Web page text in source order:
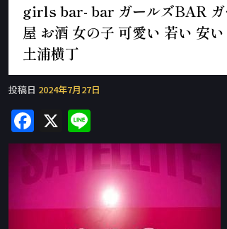
girls bar- bar ガールズBAR ガ
屋 お酒 女の子 可愛い 若い 安
土浦横丁
投稿日 2024年7月27日
F
a
c
e
b
X
n
e